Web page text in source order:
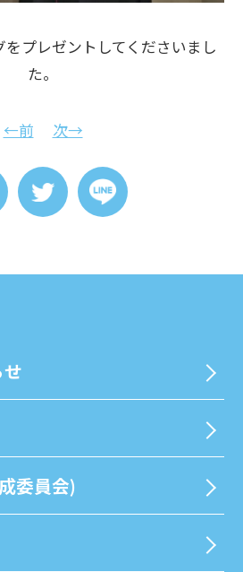
プレゼントしてくださいまし
た。
←前 次→
委員会)